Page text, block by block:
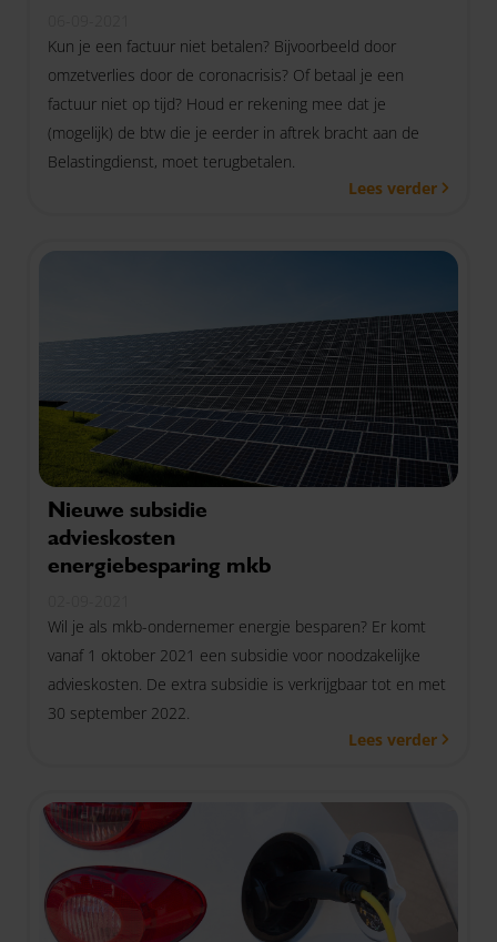
Kun je een factuur niet betalen? Bijvoorbeeld door
omzetverlies door de coronacrisis? Of betaal je een
factuur niet op tijd? Houd er rekening mee dat je
(mogelijk) de btw die je eerder in aftrek bracht aan de
Belastingdienst, moet terugbetalen.
Lees verder
Nieuwe subsidie
advieskosten
energiebesparing mkb
Wil je als mkb-ondernemer energie besparen? Er komt
vanaf 1 oktober 2021 een subsidie voor noodzakelijke
advieskosten. De extra subsidie is verkrijgbaar tot en met
30 september 2022.
Lees verder